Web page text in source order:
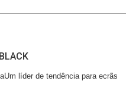
líder de tendência para ecrãs